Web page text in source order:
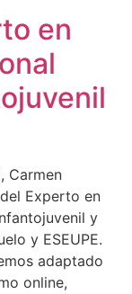
en
Carmen
Experto en
y
y ESEUPE.
adaptado
online,